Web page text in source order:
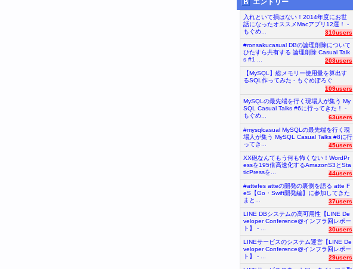
エントリー
入れといて損はない！2014年度にお世
話になったオススメMacアプリ12選！ -
もぐめ...
310users
#ronsakucasual DBの論理削除について
ひたすら共有する 論理削除 Casual Talk
s #1 ...
203users
【MySQL】総メモリー使用量を算出す
るSQL作ってみた - もぐめぽろぐ
109users
MySQLの最先端を行く現場人が集う My
SQL Casual Talks #6に行ってきた！ -
もぐめ...
63users
#mysqlcasual MySQLの最先端を行く現
場人が集う MySQL Casual Talks #8に行
ってき...
45users
XX砲なんてもう何も怖くない！WordPr
essを195倍高速化するAmazonS3とSta
ticPressを...
44users
#attefes atteの開発の裏側を語る atte F
eS【Go・Swift開発編】に参加してきた
まと...
37users
LINE DBシステムの高可用性【LINE De
veloper Conference@インフラ回レポー
ト】 - ...
30users
LINEサービスのシステム運営【LINE De
veloper Conference@インフラ回レポー
ト】 - ...
29users